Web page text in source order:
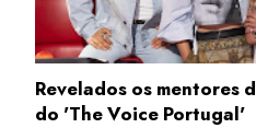
Revelados os mentores
do 'The Voice Portugal'